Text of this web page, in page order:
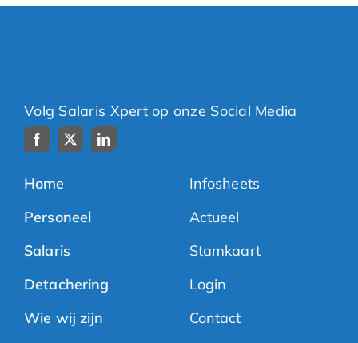
Volg Salaris Xpert op onze Social Media
Home
Personeel
Salaris
Detachering
Wie wij zijn
Infosheets
Actueel
Stamkaart
Login
Contact